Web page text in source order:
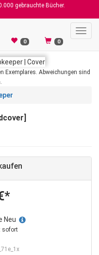
gebrauchte Bücher.
0 0
Exemplares. Abweichungen sind
Neu
sofort